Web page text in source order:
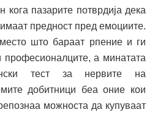
пазарите потврдија дека
имаат предност пред емоциите.
што бараат рпение и ги
професионалците, а минатата
тест за нервите на
добитници беа оние кои
можноста да купуваат